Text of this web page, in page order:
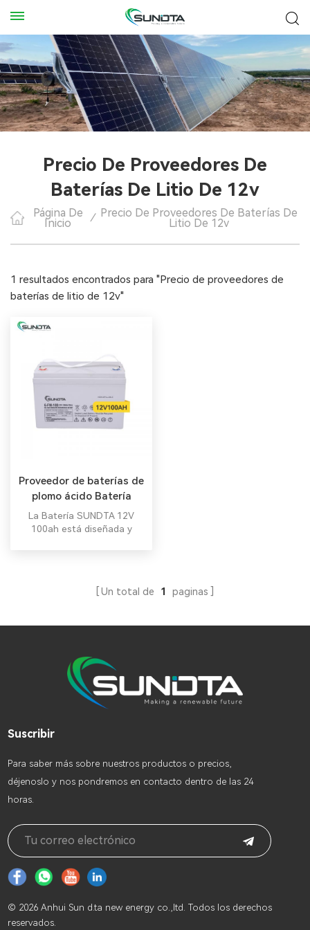
Precio De Proveedores De
Baterías De Litio De 12v
Página De
Inicio / Precio De Proveedores De Baterías De
Litio De 12v
1 resultados encontrados para "Precio de proveedores de
baterías de litio de 12v"
Proveedor de baterías de
plomo ácido Batería
solar de 12 V y 100 AH
La Batería SUNDTA 12V
100ah está diseñada y
máxima confiabilidad y
Un total de 1 paginas
Suscribir
Para saber más sobre nuestros productos o precios,
déjenoslo y nos pondremos en contacto dentro de las 24
horas.
© 2026 Anhui Sun d.ta new energy co.,ltd. Todos los derechos
reservados.